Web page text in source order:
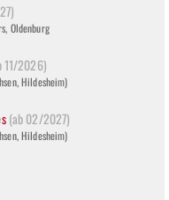
Oldenburg
11/2026)
Hildesheim)
(ab 02/2027)
Hildesheim)